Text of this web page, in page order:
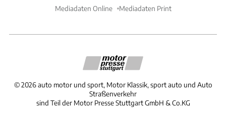
Mediadaten Online Mediadaten Print
©2026 auto motor und sport, Motor Klassik, sport auto und Auto
Straßenverkehr
sind Teil der Motor Presse Stuttgart GmbH & Co.KG